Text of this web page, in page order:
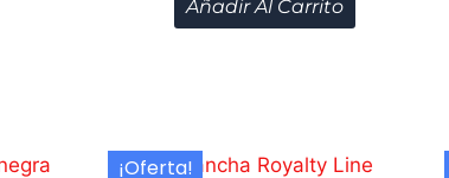
Añadir Al Carrito
¡Oferta!